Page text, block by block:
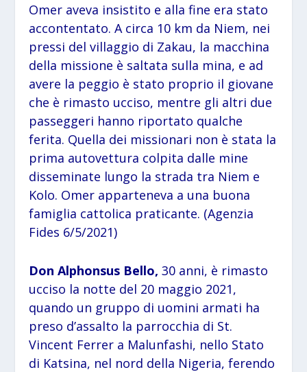
Omer aveva insistito e alla fine era stato
accontentato. A circa 10 km da Niem, nei
pressi del villaggio di Zakau, la macchina
della missione è saltata sulla mina, e ad
avere la peggio è stato proprio il giovane
che è rimasto ucciso, mentre gli altri due
passeggeri hanno riportato qualche
ferita. Quella dei missionari non è stata la
prima autovettura colpita dalle mine
disseminate lungo la strada tra Niem e
Kolo. Omer apparteneva a una buona
famiglia cattolica praticante. (Agenzia
Fides 6/5/2021)
Don Alphonsus Bello, 30 anni, è rimasto
ucciso la notte del 20 maggio 2021,
quando un gruppo di uomini armati ha
preso d’assalto la parrocchia di St.
Vincent Ferrer a Malunfashi, nello Stato
di Katsina, nel nord della Nigeria, ferendo